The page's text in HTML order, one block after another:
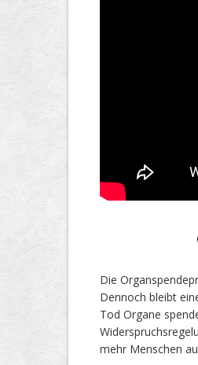
Die
Dennoch bleibt
Tod Organe
mehr Menschen